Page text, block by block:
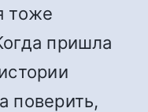
тоже
пришла
поверить,